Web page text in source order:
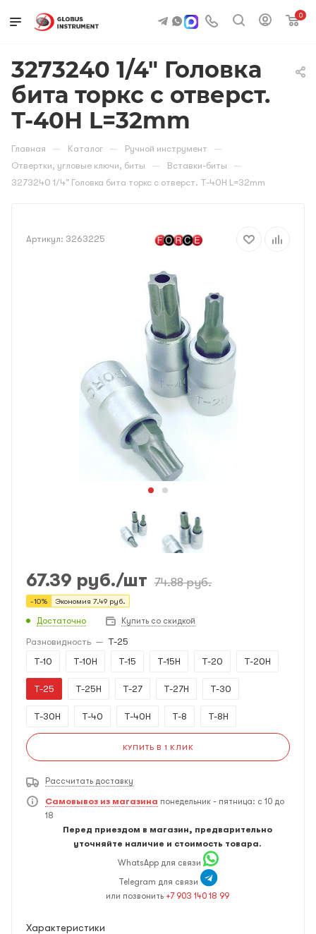
0
3273240 1/4" Головка
бита торкс с отверст.
Т-40Н L=32mm
Главная — Каталог — Ручной инструмент —
Отвертки, угловые ключи, биты — Вставки-биты —
3273240 1/4" Головка бита торкс с отверст. Т-40Н L=32mm
Артикул: 3263225
67.39 руб./шт 74.88руб.
-10% Экономия 7.49 руб.
Достаточно Купить со скидкой
Разновидность — T-25
T-10
T-10H T-15 T-15H T-20 T-20H
T-25 T-25H T-27 T-27H T-30
T-30H T-40 T-40H T-8 T-8H
КУПИТЬ В 1 КЛИК
Рассчитать доставку
Самовывоз из магазина понедельник - пятница: с 10 до
18
Перед приездом в магазин, предварительно
уточняйте наличие и стоимость товара.
WhatsApp для связи
Telegram для связи
или позвонить +7 903 140 18 99
Характеристики